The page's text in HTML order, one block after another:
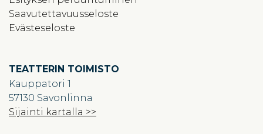
Saavutettavuusseloste
Evästeseloste
TEATTERIN TOIMISTO
Kauppatori 1
57130 Savonlinna
Sijainti kartalla >>